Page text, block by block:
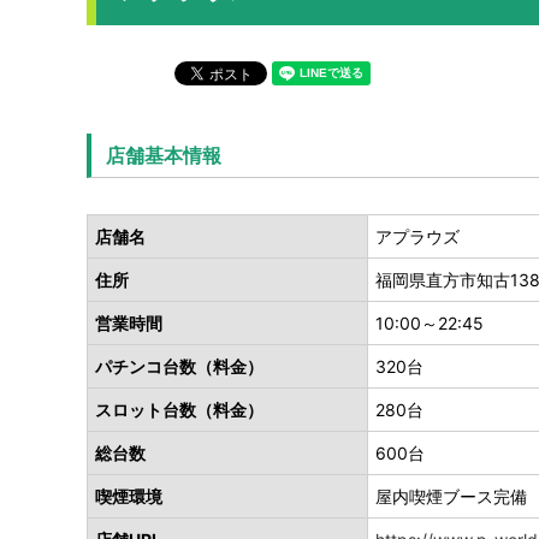
店舗基本情報
店舗名 アプラウズ
住所 福岡県直方市知古
営業時間 10:00～22:45
パチンコ台数（料金） 320台
スロット台数（料金） 280台
総台数 600台
喫煙環境 屋内喫煙ブース完備